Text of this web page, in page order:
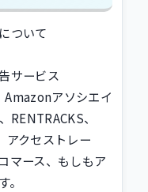
ついて
サービス
Amazonアソシエイ
RENTRACKS、
クセストレー
マース、もしもア